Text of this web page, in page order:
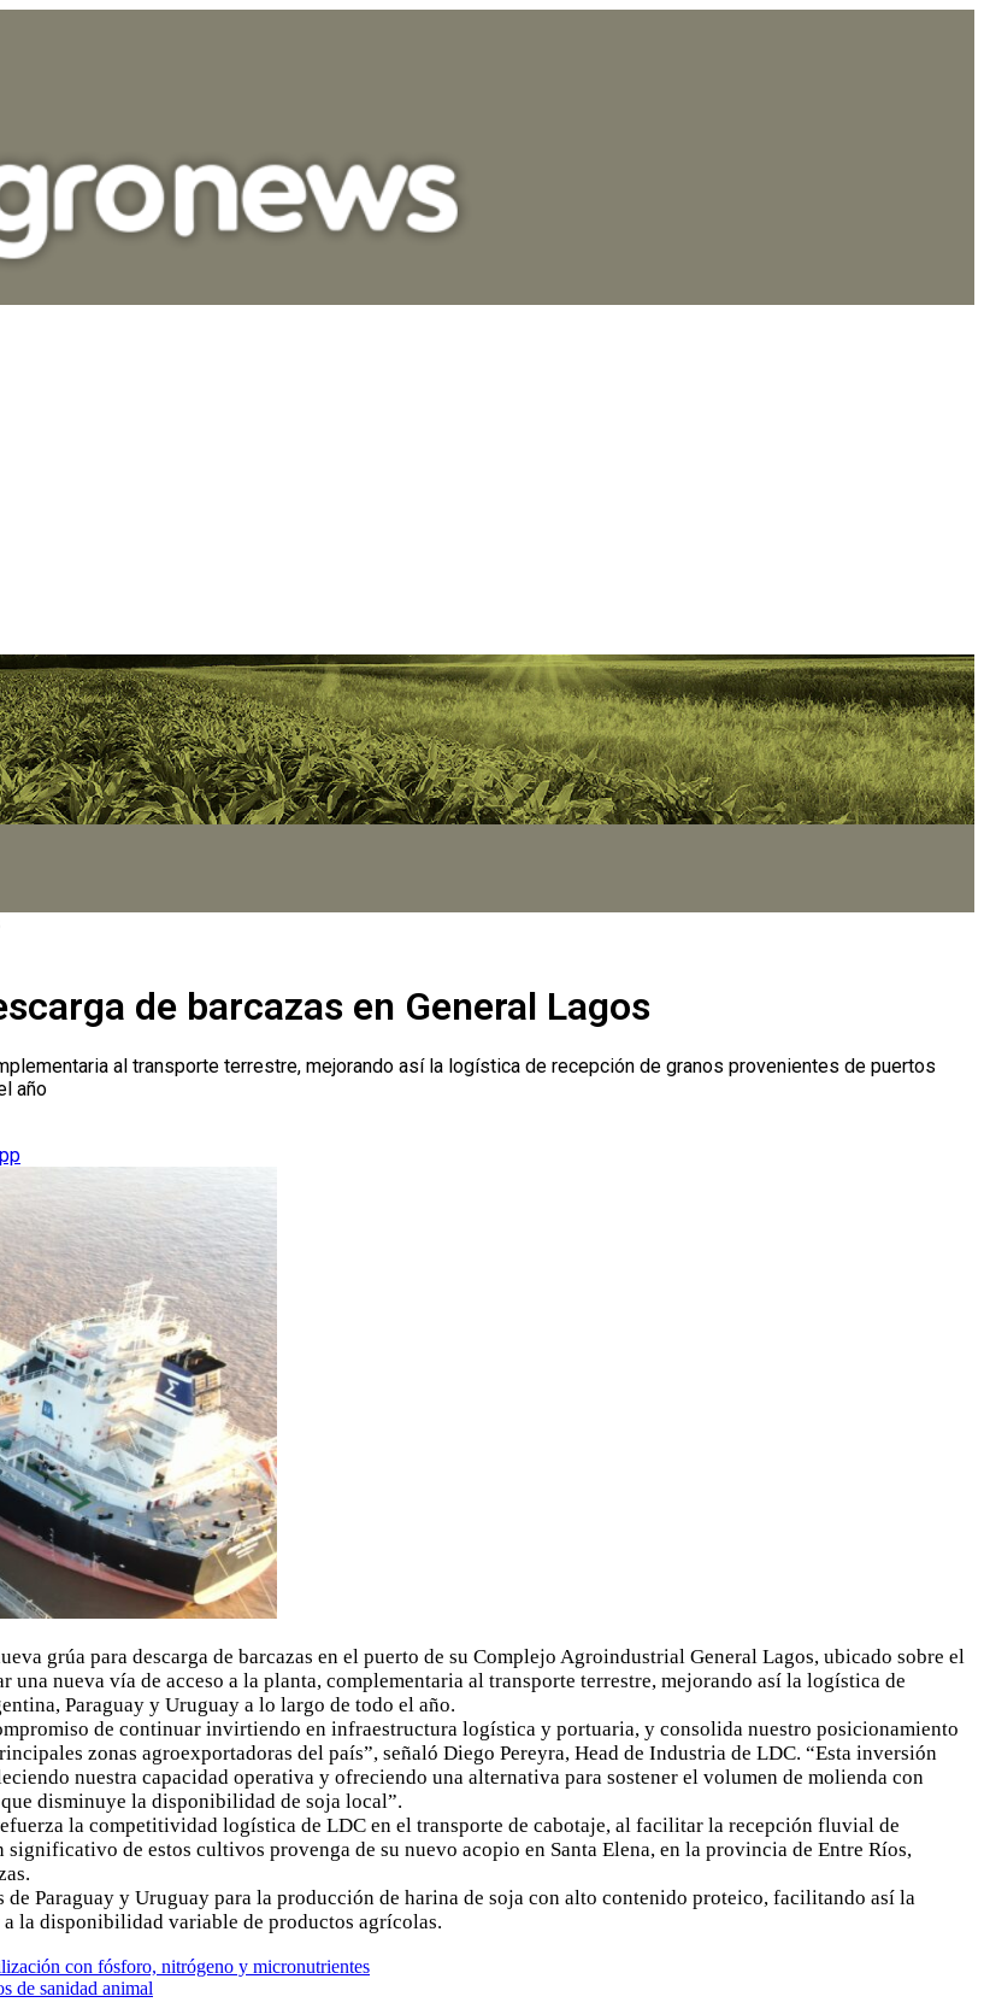
de barcazas en General Lagos
al transporte terrestre, mejorando así la logística de recepción de granos provenientes de puertos
año
grúa para descarga de barcazas en el puerto de su Complejo Agroindustrial General Lagos, ubicado sobre el
nueva vía de acceso a la planta, complementaria al transporte terrestre, mejorando así la logística de
Paraguay y Uruguay a lo largo de todo el año.
de continuar invirtiendo en infraestructura logística y portuaria, y consolida nuestro posicionamiento
zonas agroexportadoras del país”, señaló Diego Pereyra, Head de Industria de LDC. “Esta inversión
nuestra capacidad operativa y ofreciendo una alternativa para sostener el volumen de molienda con
disminuye la disponibilidad de soja local”.
la competitividad logística de LDC en el transporte de cabotaje, al facilitar la recepción fluvial de
de estos cultivos provenga de su nuevo acopio en Santa Elena, en la provincia de Entre Ríos,
Paraguay y Uruguay para la producción de harina de soja con alto contenido proteico, facilitando así la
la disponibilidad variable de productos agrícolas.
con fósforo, nitrógeno y micronutrientes
de sanidad animal